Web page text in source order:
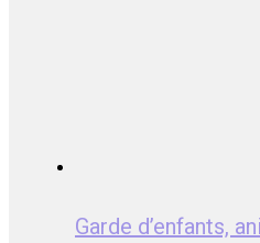
Garde d’enfants,